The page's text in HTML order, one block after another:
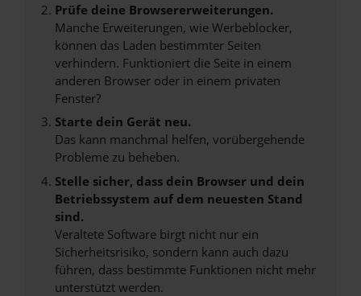
Prüfe deine Browsererweiterungen.
Manche Erweiterungen, wie Werbeblocker,
können das Laden bestimmter Seiten
verhindern. Funktioniert die Seite in einem
anderen Browser oder in einem privaten
Fenster?
Starte dein Gerät neu.
Das kann manchmal helfen, vorübergehende
Probleme zu beheben.
Stelle sicher, dass dein Browser und dein
Betriebssystem auf dem neuesten Stand
sind.
Veraltete Software birgt nicht nur ein
Sicherheitsrisiko, sondern kann auch dazu
führen, dass bestimmte Funktionen nicht mehr
unterstützt werden.